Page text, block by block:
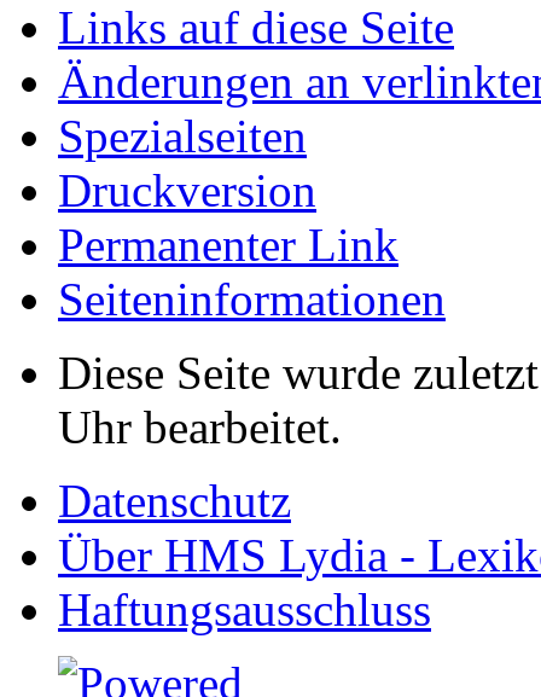
Links auf diese Seite
Änderungen an
Spezialseiten
Druckversion
Permanenter Link
Seiten­informationen
Diese Seite wurde
Uhr bearbeitet.
Datenschutz
Über HMS Lydia -
Haftungsausschluss